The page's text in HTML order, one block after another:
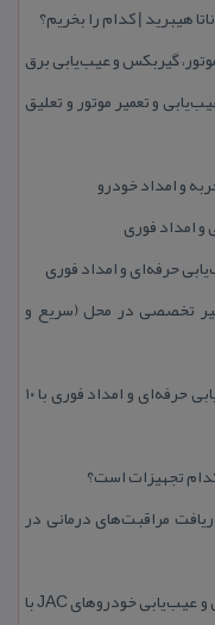
هیبرید | كدام را بخریم؟
و تعمیر موتور و تعلیق
امداد فوری
حرفه‌ای و امداد فوری
تخصصی در محل (سریع و
تعمیرگاه تخصصی كوییك در مشهد | عیب‌یابی حرفه‌ای و امداد فوری با ۱۰
مراقبت‌های درمانی در
امداد خودرو جك در مشهد | تعمیر تخصصی و عیب‌یابی خودروهای JAC با